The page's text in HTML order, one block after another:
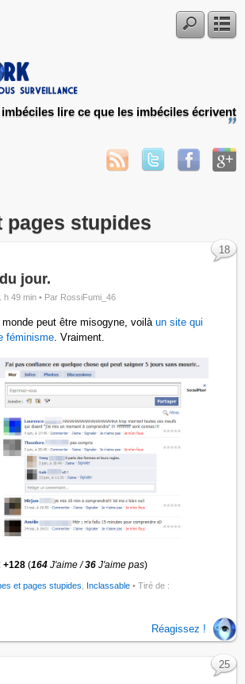
lire ce que les imbéciles écrivent
pages stupides
jour.
h 49 min • Par RossiFumi_46
monde peut être misogyne, voilàun site qui
féminisme. Vraiment.
+128 (164J'aime /36 J'aime pas)
et pages stupides Inclassable
18
• Tiré de :
Réagissez !
25